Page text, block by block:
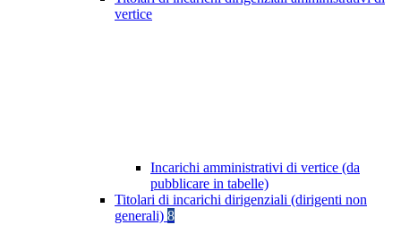
vertice
Incarichi amministrativi di vertice (da
pubblicare in tabelle)
Titolari di incarichi dirigenziali (dirigenti non
generali) 8